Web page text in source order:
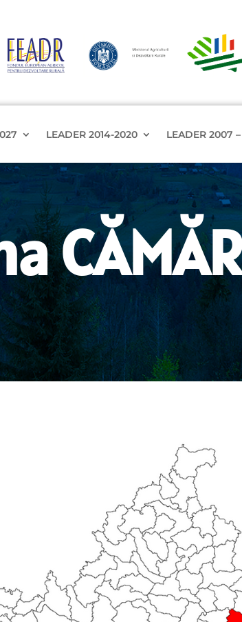
LEADER 2014-2020 LEADER 2007 –